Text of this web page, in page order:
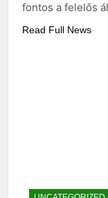
fontos a felelős
Read Full News